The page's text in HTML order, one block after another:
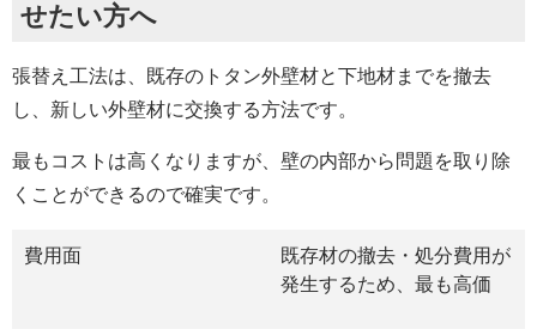
せたい方へ
張替え工法は、既存のトタン外壁材と下地材までを撤去
し、新しい外壁材に交換する方法です。
最もコストは高くなりますが、壁の内部から問題を取り除
くことができるので確実です。
費用面
既存材の撤去・処分費用が
発生するため、最も高価